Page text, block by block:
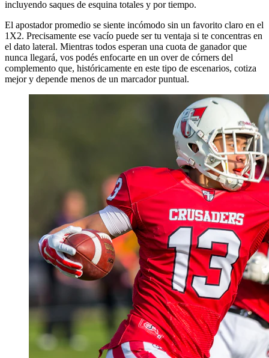
incluyendo saques de esquina totales y por tiempo.
El apostador promedio se siente incómodo sin un favorito claro en el
1X2. Precisamente ese vacío puede ser tu ventaja si te concentras en
el dato lateral. Mientras todos esperan una cuota de ganador que
nunca llegará, vos podés enfocarte en un over de córners del
complemento que, históricamente en este tipo de escenarios, cotiza
mejor y depende menos de un marcador puntual.